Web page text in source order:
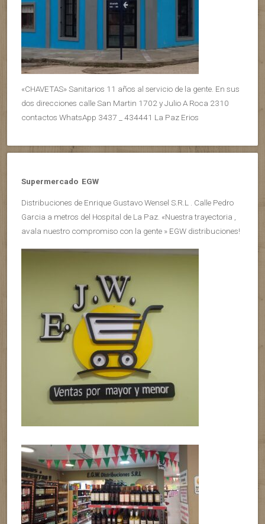
«CHAVETAS» Sanitarios 11 años al servicio de la gente. En sus
dos direcciones calle San Martin 1702 y Julio A Roca 2310
contactos WhatsApp 3437 _ 434441 La Paz Erios
Supermercado EGW
Distribuciones de Enrique Gustavo Wensel S.R.L . Calle Pedro
Garcia a metros del Hospital de La Paz. «Nuestra trayectoria ,
avala nuestro compromiso con la gente » EGW distribuciones!